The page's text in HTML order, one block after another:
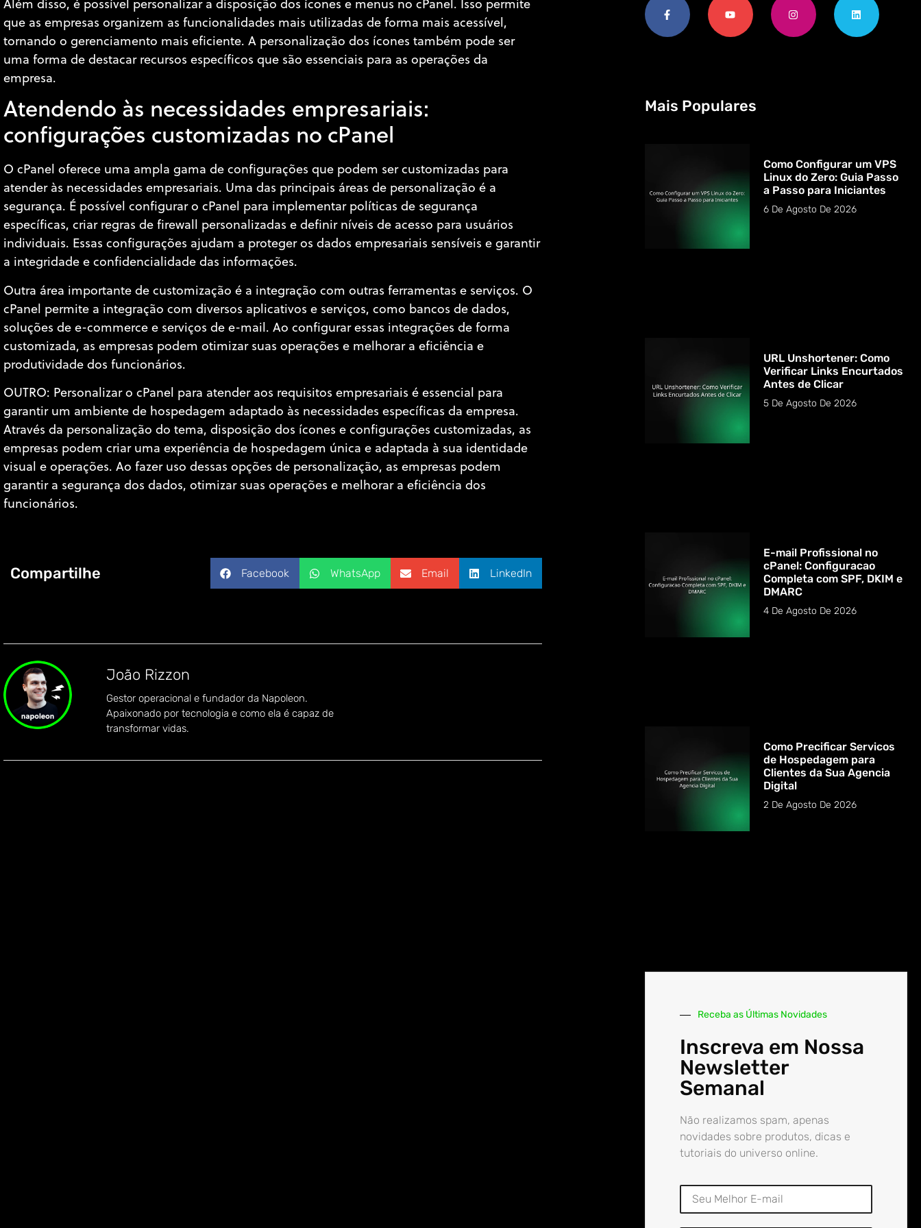
Além disso, é possível personalizar a disposição dos ícones e menus no cPanel. Isso permite
que as empresas organizem as funcionalidades mais utilizadas de forma mais acessível,
tornando o gerenciamento mais eficiente. A personalização dos ícones também pode ser
uma forma de destacar recursos específicos que são essenciais para as operações da
empresa.
Atendendo às necessidades empresariais:
configurações customizadas no cPanel
O cPanel oferece uma ampla gama de configurações que podem ser customizadas para
atender às necessidades empresariais. Uma das principais áreas de personalização é a
segurança. É possível configurar o cPanel para implementar políticas de segurança
específicas, criar regras de firewall personalizadas e definir níveis de acesso para usuários
individuais. Essas configurações ajudam a proteger os dados empresariais sensíveis e garantir
a integridade e confidencialidade das informações.
Outra área importante de customização é a integração com outras ferramentas e serviços. O
cPanel permite a integração com diversos aplicativos e serviços, como bancos de dados,
soluções de e-commerce e serviços de e-mail. Ao configurar essas integrações de forma
customizada, as empresas podem otimizar suas operações e melhorar a eficiência e
produtividade dos funcionários.
OUTRO: Personalizar o cPanel para atender aos requisitos empresariais é essencial para
garantir um ambiente de hospedagem adaptado às necessidades específicas da empresa.
Através da personalização do tema, disposição dos ícones e configurações customizadas, as
empresas podem criar uma experiência de hospedagem única e adaptada à sua identidade
visual e operações. Ao fazer uso dessas opções de personalização, as empresas podem
garantir a segurança dos dados, otimizar suas operações e melhorar a eficiência dos
funcionários.
Compartilhe Facebook WhatsApp Email LinkedIn
João Rizzon
Gestor operacional e fundador da Napoleon.
Apaixonado por tecnologia e como ela é capaz de
transformar vidas.
Mais Populares
Como Configurar um VPS
Linux do Zero: Guia Passo
a Passo para Iniciantes
6 De Agosto De 2026
URL Unshortener: Como
Verificar Links Encurtados
Antes de Clicar
5 De Agosto De 2026
E-mail Profissional no
cPanel: Configuracao
Completa com SPF, DKIM e
DMARC
4 De Agosto De 2026
Como Precificar Servicos
de Hospedagem para
Clientes da Sua Agencia
Digital
2 De Agosto De 2026
Receba as Últimas Novidades
Inscreva em Nossa
Newsletter
Semanal
Não realizamos spam, apenas
novidades sobre produtos, dicas e
tutoriais do universo online.